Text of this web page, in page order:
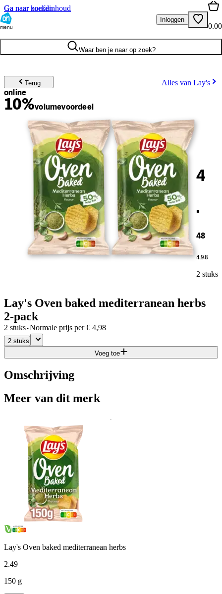
Ga naar hoofdinhoud
Ga naar zoeken
menu
Inloggen
0.00
Waar ben je naar op zoek?
Terug Alles van Lay's
online
10%volumevoordeel
4
.
48
4.98
2 stuks
Lay's Oven baked mediterranean herbs
2-pack
2 stuks·Normale prijs per € 4,98
2 stuks
Voeg toe
Omschrijving
Meer van dit merk
Lay's Oven baked mediterranean herbs
2.49
150 g